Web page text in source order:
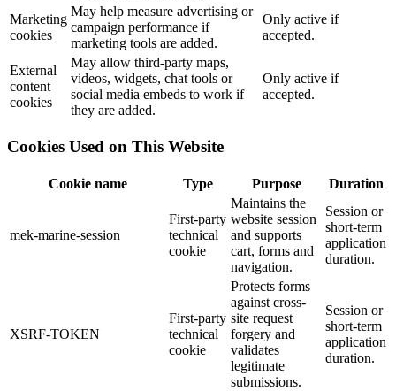
Marketing
cookies
May help measure advertising or
campaign performance if
marketing tools are added.
Only active if
accepted.
External
content
cookies
May allow third-party maps,
videos, widgets, chat tools or
social media embeds to work if
they are added.
Only active if
accepted.
Cookies Used on This Website
Cookie name Type Purpose Duration
mek-marine-session
First-party
technical
cookie
Maintains the
website session
and supports
cart, forms and
navigation.
Session or
short-term
application
duration.
XSRF-TOKEN
First-party
technical
cookie
Protects forms
against cross-
site request
forgery and
validates
legitimate
submissions.
Session or
short-term
application
duration.